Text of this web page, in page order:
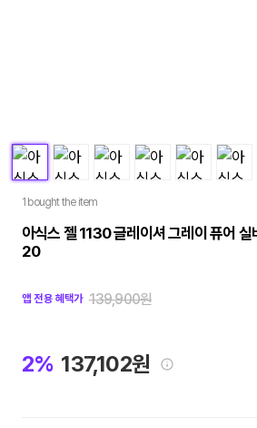
1 bought the item
아식스 젤 1130 글레이셔 그레이 퓨어
20
앱 전용 혜택가 139,900원
2% 137,102원